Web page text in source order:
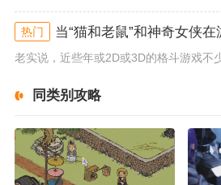
热门 当“猫和老鼠”和神奇女侠
同类别攻略